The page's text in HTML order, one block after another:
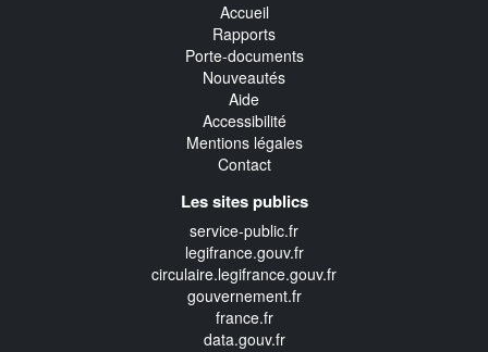
Accueil
Rapports
Porte-documents
Nouveautés
Aide
Accessibilité
Mentions légales
Contact
Les sites publics
service-public.fr
legifrance.gouv.fr
circulaire.legifrance.gouv.fr
gouvernement.fr
france.fr
data.gouv.fr